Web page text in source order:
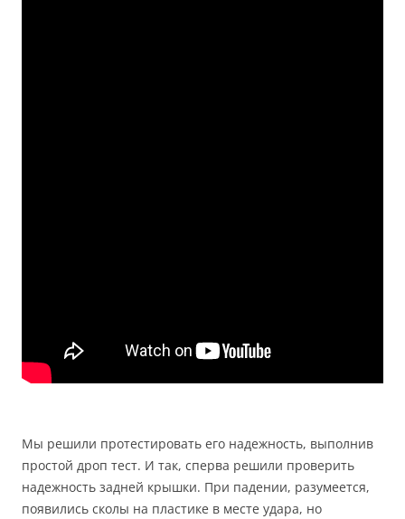
Мы решили протестировать его надежность, выполнив
простой дроп тест. И так, сперва решили проверить
надежность задней крышки. При падении, разумеется,
появились сколы на пластике в месте удара, но